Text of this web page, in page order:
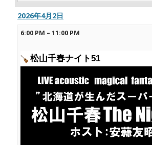
2026年4月2日
6:00 PM – 11:00 PM
松山千春ナイト51